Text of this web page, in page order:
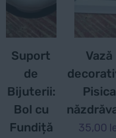
Suport
de
Bijuterii:
Bol cu
Fundiță
Vază
Pisica
35,00